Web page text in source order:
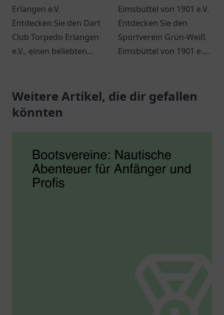
Erlangen e.V.
Entdecken Sie den Dart
Club Torpedo Erlangen
e.V., einen beliebten
Freunde des Spiels in
Erlangen.
Eimsbüttel von 1901 e.V.
Entdecken Sie den
Sportverein Grün-Weiß
Eimsbüttel von 1901 e.V.
und Tradition!
Weitere Artikel, die dir gefallen
könnten